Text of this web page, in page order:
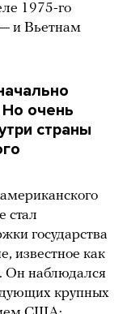
1975-го
и Вьетнам
Но очень
страны
стал
государства
известное как
Он наблюдался
крупных